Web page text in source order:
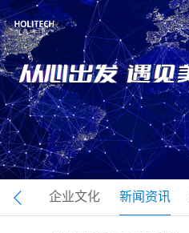
绍 企业文化 新闻资讯